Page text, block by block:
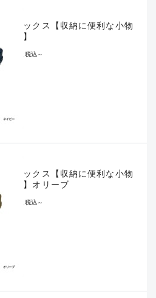
タフボックス【収納に便利な小物
ケース】
税込～
タフボックス【収納に便利な小物
ケース】オリーブ
税込～